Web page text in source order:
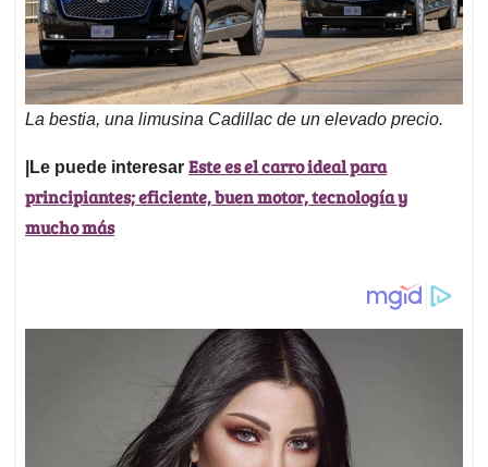
La bestia, una limusina Cadillac de un elevado precio.
|Le puede interesar Este es el carro ideal para
principiantes; eficiente, buen motor, tecnología y
mucho más